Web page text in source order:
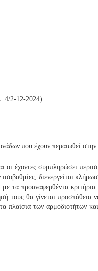
4/2-12-2024) :
που έχουν περαιωθεί στην
έχοντες συμπληρώσει
διενεργείται
τα προαναφερθέντα
τους θα γίνεται προσπάθεια
των αρμοδιοτήτων